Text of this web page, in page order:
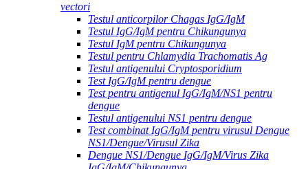
vectori
Testul anticorpilor Chagas IgG/IgM
Testul IgG/IgM pentru Chikungunya
Testul IgM pentru Chikungunya
Testul pentru Chlamydia Trachomatis Ag
Testul antigenului Cryptosporidium
Test IgG/IgM pentru dengue
Test pentru antigenul IgG/IgM/NS1 pentru
dengue
Testul antigenului NS1 pentru dengue
Test combinat IgG/IgM pentru virusul Dengue
NS1/Dengue/Virusul Zika
Dengue NS1/Dengue IgG/IgM/Virus Zika